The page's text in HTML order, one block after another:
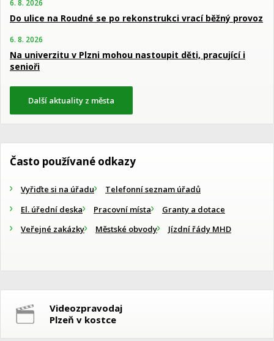
6. 8. 2026
Do ulice na Roudné se po rekonstrukci vrací běžný provoz
6. 8. 2026
Na univerzitu v Plzni mohou nastoupit děti, pracující i
senioři
Další aktuality z města
Často používané odkazy
Vyřiďte si na úřadu
Telefonní seznam úřadů
El. úřední deska
Pracovní místa
Granty a dotace
Veřejné zakázky
Městské obvody Jízdní řády MHD
Videozpravodaj
Plzeň v kostce